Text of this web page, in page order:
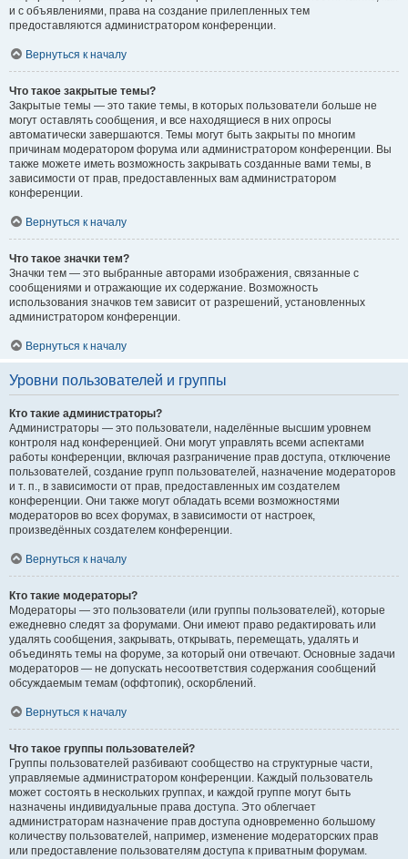
и с объявлениями, права на создание прилепленных тем
предоставляются администратором конференции.
Вернуться к началу
Что такое закрытые темы?
Закрытые темы — это такие темы, в которых пользователи больше не
могут оставлять сообщения, и все находящиеся в них опросы
автоматически завершаются. Темы могут быть закрыты по многим
причинам модератором форума или администратором конференции. Вы
также можете иметь возможность закрывать созданные вами темы, в
зависимости от прав, предоставленных вам администратором
конференции.
Вернуться к началу
Что такое значки тем?
Значки тем — это выбранные авторами изображения, связанные с
сообщениями и отражающие их содержание. Возможность
использования значков тем зависит от разрешений, установленных
администратором конференции.
Вернуться к началу
Уровни пользователей и группы
Кто такие администраторы?
Администраторы — это пользователи, наделённые высшим уровнем
контроля над конференцией. Они могут управлять всеми аспектами
работы конференции, включая разграничение прав доступа, отключение
пользователей, создание групп пользователей, назначение модераторов
и т. п., в зависимости от прав, предоставленных им создателем
конференции. Они также могут обладать всеми возможностями
модераторов во всех форумах, в зависимости от настроек,
произведённых создателем конференции.
Вернуться к началу
Кто такие модераторы?
Модераторы — это пользователи (или группы пользователей), которые
ежедневно следят за форумами. Они имеют право редактировать или
удалять сообщения, закрывать, открывать, перемещать, удалять и
объединять темы на форуме, за который они отвечают. Основные задачи
модераторов — не допускать несоответствия содержания сообщений
обсуждаемым темам (оффтопик), оскорблений.
Вернуться к началу
Что такое группы пользователей?
Группы пользователей разбивают сообщество на структурные части,
управляемые администратором конференции. Каждый пользователь
может состоять в нескольких группах, и каждой группе могут быть
назначены индивидуальные права доступа. Это облегчает
администраторам назначение прав доступа одновременно большому
количеству пользователей, например, изменение модераторских прав
или предоставление пользователям доступа к приватным форумам.